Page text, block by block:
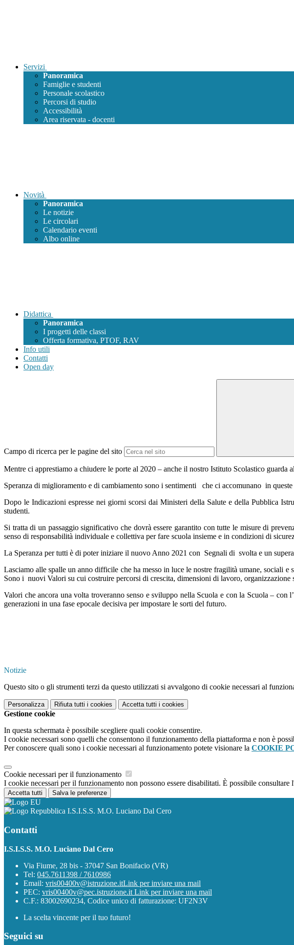
Servizi
Panoramica
Famiglie e studenti
Personale scolastico
Percorsi di studio
Accessibilità
Area riservata - docenti
Novità
Panoramica
Le notizie
Le circolari
Calendario eventi
Albo online
Didattica
Panoramica
I progetti delle classi
Offerta formativa, PTOF, RAV
Info utili
Contatti
Open day
Campo di ricerca per le pagine del sito
Mentre ci apprestiamo a chiudere le porte al 2020 – anche il nostro Istituto Scolastico guarda
Speranza di miglioramento e di cambiamento sono i sentimenti che ci accomunano in
Dopo le Indicazioni espresse nei giorni scorsi dai Ministeri della Salute e della Pubblica
studenti.
Si tratta di un passaggio significativo che dovrà essere garantito con tutte le misure di
senso di responsabilità individuale e collettiva per fare scuola insieme e in condizioni di
La Speranza per tutti è di poter iniziare il nuovo Anno 2021 con Segnali di svolta e un
Lasciamo alle spalle un anno difficile che ha messo in luce le nostre fragilità umane, sociali
Sono i nuovi Valori su cui costruire percorsi di crescita, dimensioni di lavoro,
Valori che ancora una volta troveranno senso e sviluppo nella Scuola e con la Scuola –
generazioni in una fase epocale decisiva per impostare le sorti del futuro.
Notizie
Questo sito o gli strumenti terzi da questo utilizzati si avvalgono di cookie necessari al
Personalizza Rifiuta tutti i cookies Accetta tutti i cookies
Gestione cookie
In questa schermata è possibile scegliere quali cookie consentire.
I cookie necessari sono quelli che consentono il funzionamento della piattaforma e non è
Per conoscere quali sono i cookie necessari al funzionamento potete visionare la COOKIE
Cookie necessari per il funzionamento
I cookie necessari per il funzionamento non possono essere disabilitati. È possibile
Accetta tutti Salva le preferenze
I.S.I.S.S. M.O. Luciano Dal Cero
Contatti
I.S.I.S.S. M.O. Luciano Dal Cero
Via Fiume, 28 bis - 37047 San Bonifacio (VR)
Tel: 045.7611398 / 7610986
Email: vris00400v@istruzione.itLink per inviare una mail
PEC: vris00400v@pec.istruzione.it Link per inviare una mail
C.F.: 83002690234, Codice unico di fatturazione: UF2N3V
La scelta vincente per il tuo futuro!
Seguici su